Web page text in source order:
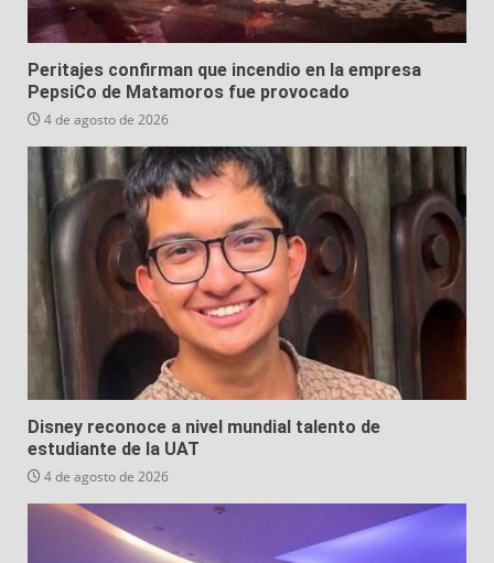
Peritajes confirman que incendio en la empresa
PepsiCo de Matamoros fue provocado
4 de agosto de 2026
Disney reconoce a nivel mundial talento de
estudiante de la UAT
4 de agosto de 2026